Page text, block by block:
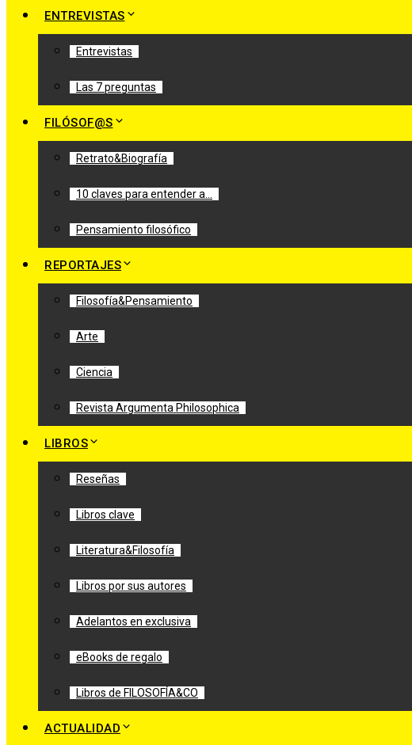
ENTREVISTAS
Entrevistas
Las 7 preguntas
FILÓSOF@S
Retrato&Biografía
10 claves para entender a…
Pensamiento filosófico
REPORTAJES
Filosofía&Pensamiento
Arte
Ciencia
Revista Argumenta Philosophica
LIBROS
Reseñas
Libros clave
Literatura&Filosofía
Libros por sus autores
Adelantos en exclusiva
eBooks de regalo
Libros de FILOSOFÍA&CO
ACTUALIDAD